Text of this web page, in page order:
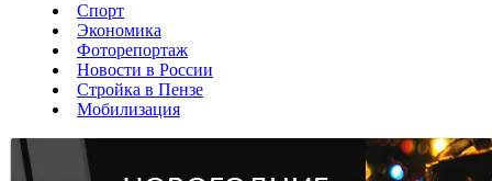
Спорт
Экономика
Фоторепортаж
Новости в России
Стройка в Пензе
Мобилизация